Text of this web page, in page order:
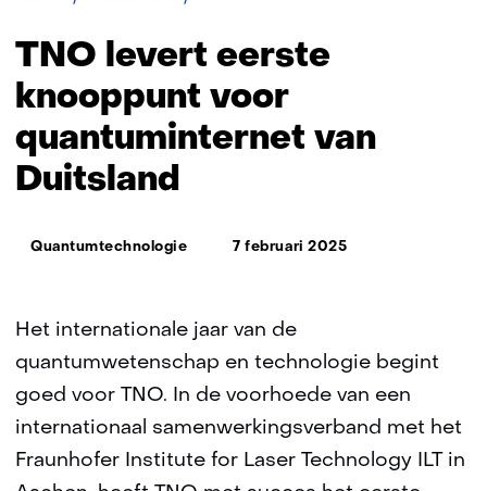
eerste
knooppunt
voor
quantuminternet
van
Duitsland
TNO levert eerste
knooppunt voor
quantuminternet van
Duitsland
Thema:
Quantumtechnologie 7 februari 2025
Het internationale jaar van de
quantumwetenschap en technologie begint
goed voor TNO. In de voorhoede van een
internationaal samenwerkingsverband met het
Fraunhofer Institute for Laser Technology ILT in